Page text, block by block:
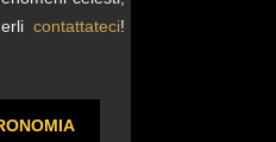
contattateci!